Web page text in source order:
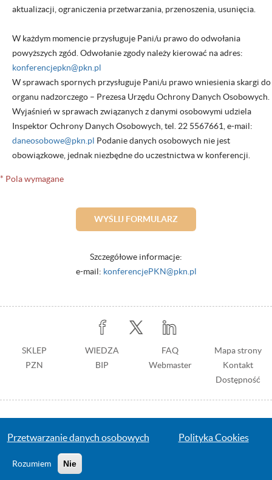
aktualizacji, ograniczenia przetwarzania, przenoszenia, usunięcia.
W każdym momencie przysługuje Pani/u prawo do odwołania
powyższych zgód. Odwołanie zgody należy kierować na adres:
konferencjepkn@pkn.pl
W sprawach spornych przysługuje Pani/u prawo wniesienia skargi do
organu nadzorczego – Prezesa Urzędu Ochrony Danych Osobowych.
Wyjaśnień w sprawach związanych z danymi osobowymi udziela
Inspektor Ochrony Danych Osobowych, tel. 22 5567661, e-mail:
daneosobowe@pkn.pl Podanie danych osobowych nie jest
obowiązkowe, jednak niezbędne do uczestnictwa w konferencji.
* Pola wymagane
WYŚLIJ FORMULARZ
Szczegółowe informacje:
e-mail: konferencjePKN@pkn.pl
StopkaSKLEP
WIEDZA
PZN
BIP
Mapa strony
FAQ
Kontakt
Webmaster
Dostępność
na
Przetwarzanie danych osobowych Polityka Cookies
Rozumiem Nie